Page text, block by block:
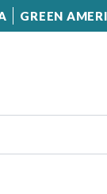
GREEN